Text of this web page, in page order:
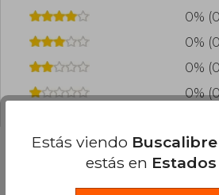
0%
0%
0%
0%
Preguntas frecuentes
Estás viendo
estás en